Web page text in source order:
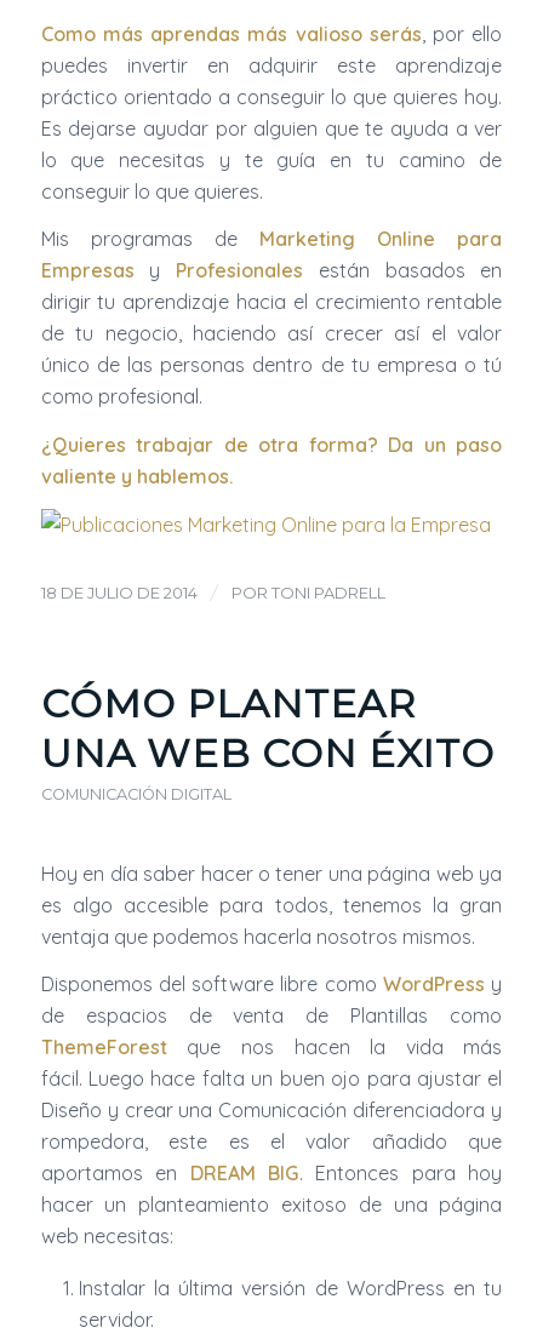
Como más aprendas más valioso serás , por ello
puedes invertir en adquirir este aprendizaje
práctico orientado a conseguir lo que quieres hoy.
Es dejarse ayudar por alguien que te ayuda a ver
lo que necesitas y te guía en tu camino de
conseguir lo que quieres.
Mis programas de Marketing Online para
Empresas y Profesionales están basados en
dirigir tu aprendizaje hacia el crecimiento rentable
de tu negocio, haciendo así crecer así el valor
único de las personas dentro de tu empresa o tú
como profesional.
¿Quieres trabajar de otra forma? Da un paso
valiente y hablemos.
18 DE JULIO DE 2014 / POR TONI PADRELL
CÓMO PLANTEAR
UNA WEB CON ÉXITO
COMUNICACIÓN DIGITAL
Hoy en día saber hacer o tener una página web ya
es algo accesible para todos, tenemos la gran
ventaja que podemos hacerla nosotros mismos.
Disponemos del software libre comoWordPress y
de espacios de venta de Plantillas como
ThemeForest
que nos hacen la vida más
fácil. Luego hace falta un buen ojo para ajustar el
Diseño y crear una Comunicación diferenciadora y
rompedora, este es el valor añadido que
aportamos en DREAM BIG. Entonces para hoy
hacer un planteamiento exitoso de una página
web necesitas:
Instalar la última versión de WordPress en tu
servidor.